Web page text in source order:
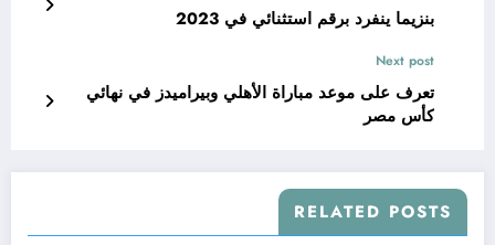
بنزيما ينفرد برقم استثنائي في 2023
Next post
تعرف على موعد مباراة الأهلي وبيراميدز في نهائي
كأس مصر
RELATED POSTS